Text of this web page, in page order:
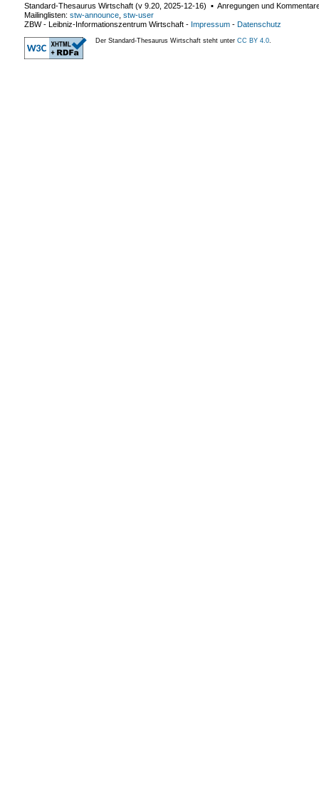
Standard-Thesaurus Wirtschaft (v 9.20 2025-12-16) ▪ Anregungen und
Mailinglisten: stw-announce stw-user
ZBW - Leibniz-Informationszentrum Wirtschaft - Impressum - Datenschutz
Der Standard-Thesaurus Wirtschaft steht unter CC BY 4.0